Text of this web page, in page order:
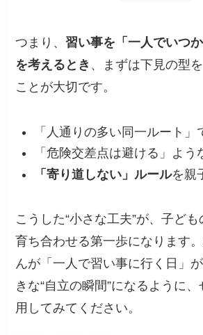
つまり、習い事を「一人でいつ
を考えるとき 、まずは下見の型
ことが大切です。
「人通りの多い同一ルート」
「危険交差点は避ける」よう
「寄り道しない」ルールを親
こうした“小さな工夫”が、子ど
育ち合わせる第一歩になります
んが「一人で習い事に行く日」
きな“自立の瞬間”になるように
用してみてください。